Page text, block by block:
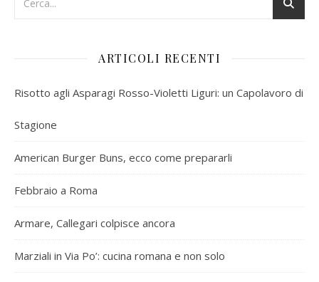
ARTICOLI RECENTI
Risotto agli Asparagi Rosso-Violetti Liguri: un Capolavoro di
Stagione
American Burger Buns, ecco come prepararli
Febbraio a Roma
Armare, Callegari colpisce ancora
Marziali in Via Po’: cucina romana e non solo